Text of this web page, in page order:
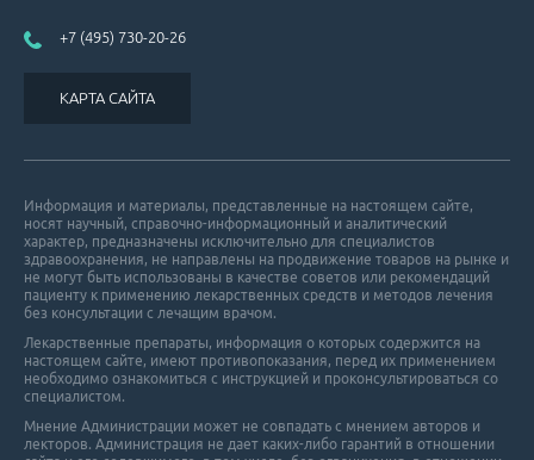
+7 (495) 730-20-26
КАРТА САЙТА
Информация и материалы, представленные на настоящем сайте,
носят научный, справочно-информационный и аналитический
характер, предназначены исключительно для специалистов
здравоохранения, не направлены на продвижение товаров на рынке и
не могут быть использованы в качестве советов или рекомендаций
пациенту к применению лекарственных средств и методов лечения
без консультации с лечащим врачом.
Лекарственные препараты, информация о которых содержится на
настоящем сайте, имеют противопоказания, перед их применением
необходимо ознакомиться с инструкцией и проконсультироваться со
специалистом.
Мнение Администрации может не совпадать с мнением авторов и
лекторов. Администрация не дает каких-либо гарантий в отношении